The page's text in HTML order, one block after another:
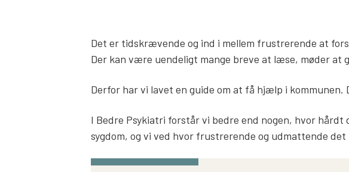
Det er tidskrævende og ind i mellem frustrerende at
Der kan være uendeligt mange breve at læse, møder at
Derfor har vi lavet en guide om at få hjælp i kommunen.
I Bedre Psykiatri forstår vi bedre end nogen, hvor
sygdom, og vi ved hvor frustrerende og udmattende